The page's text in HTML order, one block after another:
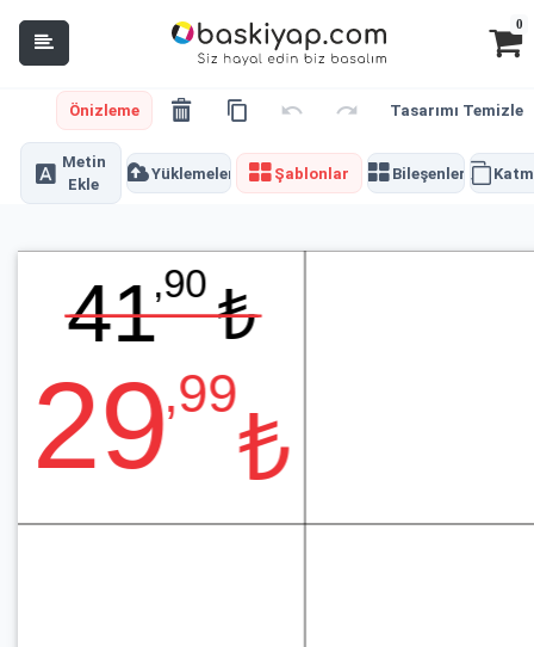
0
Önizleme Tasarımı Temizle
Metin
Ekle
Yüklemeler Şablonlar Bileşenler